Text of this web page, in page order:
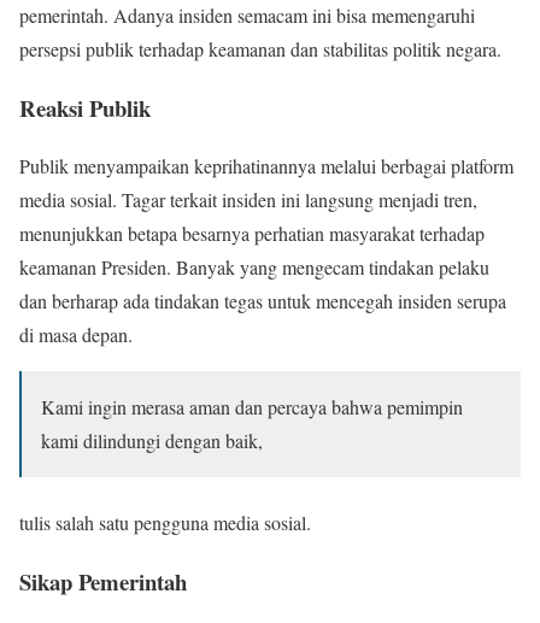
pemerintah. Adanya insiden semacam ini bisa memengaruhi
persepsi publik terhadap keamanan dan stabilitas politik negara.
Reaksi Publik
Publik menyampaikan keprihatinannya melalui berbagai platform
media sosial. Tagar terkait insiden ini langsung menjadi tren,
menunjukkan betapa besarnya perhatian masyarakat terhadap
keamanan Presiden. Banyak yang mengecam tindakan pelaku
dan berharap ada tindakan tegas untuk mencegah insiden serupa
di masa depan.
Kami ingin merasa aman dan percaya bahwa pemimpin
kami dilindungi dengan baik,
tulis salah satu pengguna media sosial.
Sikap Pemerintah